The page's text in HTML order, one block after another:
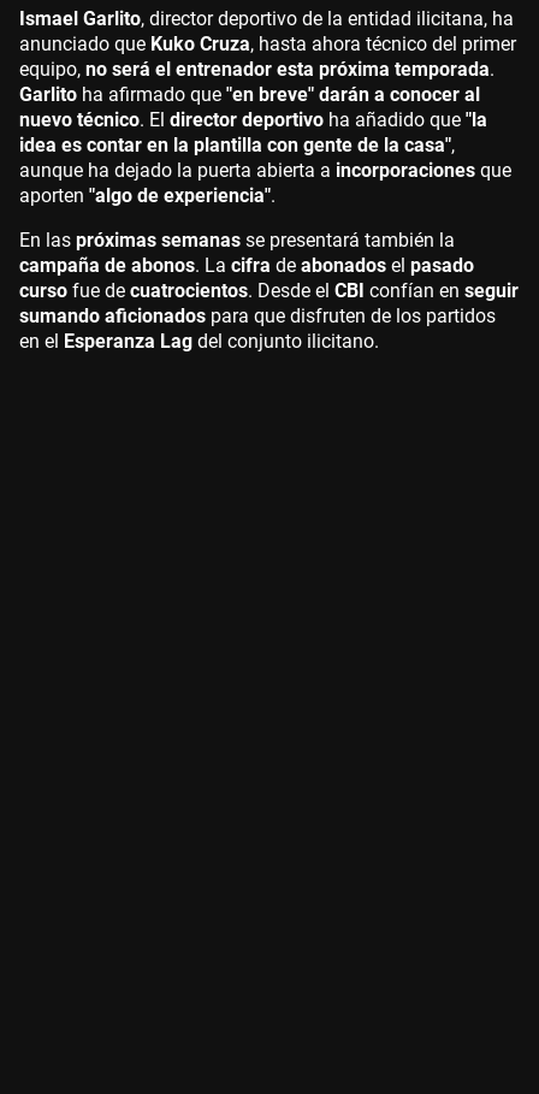
Ismael Garlito, director deportivo de la entidad ilicitana, ha
anunciado que Kuko Cruza, hasta ahora técnico del primer
equipo, no será el entrenador esta próxima temporada.
Garlito ha afirmado que "en breve" darán a conocer al
nuevo técnico. El director deportivo ha añadido que "la
idea es contar en la plantilla con gente de la casa",
aunque ha dejado la puerta abierta a incorporaciones que
aporten "algo de experiencia".
En las próximas semanas se presentará también la
campaña de abonos. La cifra de abonados el pasado
curso fue de cuatrocientos. Desde el CBI confían en seguir
sumando aficionados para que disfruten de los partidos
en el Esperanza Lag del conjunto ilicitano.